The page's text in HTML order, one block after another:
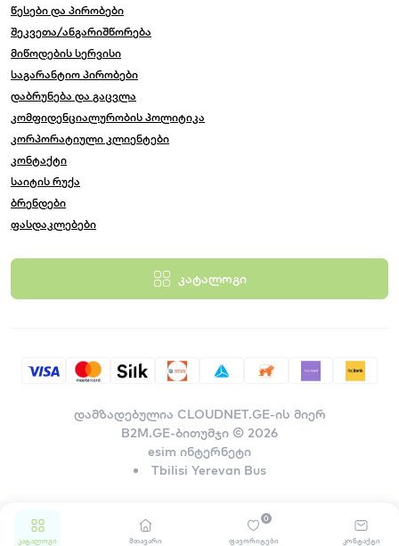
კატალოგი მთავარი ფავორიტები
0
კონტაქტი
წესები და პირობები
შეკვეთა/ანგარიშწორება
მიწოდების სერვისი
საგარანტიო პირობები
დაბრუნება და გაცვლა
კომფიდენციალურობის პოლიტიკა
კორპორატიული კლიენტები
კონტაქტი
საიტის რუქა
ბრენდები
ფასდაკლებები
კატალოგი
დამზადებულია CLOUDNET.GE-ის მიერ
B2M.GE-ბითუმჯი © 2026
esim ინტერნეტი
Tbilisi Yerevan Bus